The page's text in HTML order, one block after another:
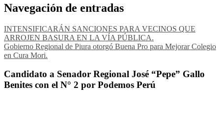
Navegación de entradas
INTENSIFICARÁN SANCIONES PARA VECINOS QUE
ARROJEN BASURA EN LA VÍA PÚBLICA.
Gobierno Regional de Piura otorgó Buena Pro para Mejorar Colegio
en Cura Mori.
Candidato a Senador Regional José “Pepe” Gallo
Benites con el N° 2 por Podemos Perú